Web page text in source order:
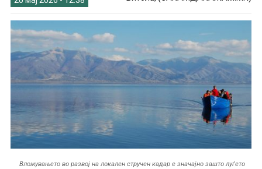
Вложувањето во развој на локален стручен кадар е значајно зашто луѓето